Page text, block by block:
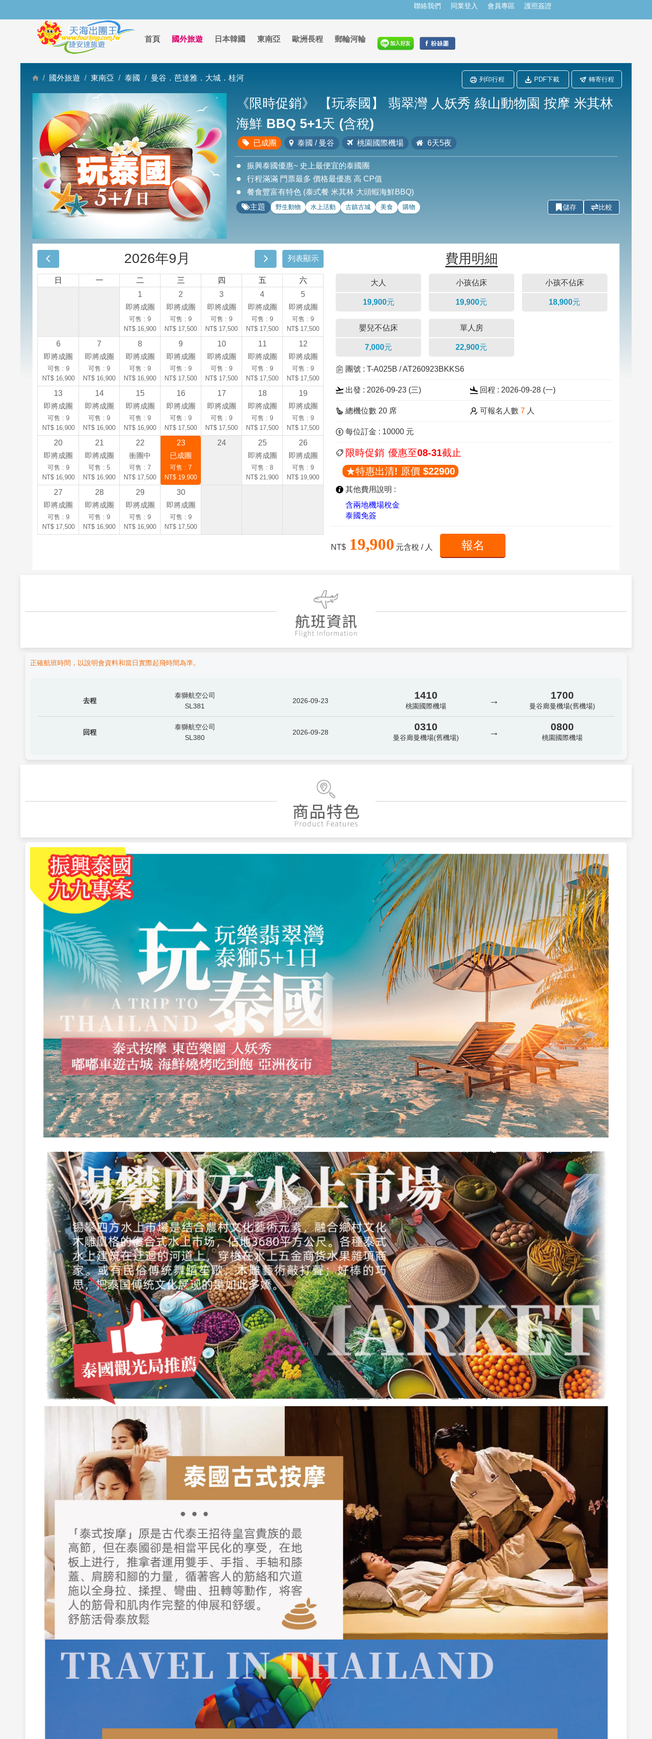
聯絡我們 同業登入 會員專區 護照簽證
首頁 國外旅遊 日本韓國 東南亞 歐洲長程 郵輪河輪
國外旅遊 東南亞 泰國 曼谷．芭達雅．大城．桂河 列印行程 PDF下載 轉寄行程
《限時促銷》
【玩泰國】 翡翠灣 人妖秀 綠山動物園 按摩 米其林
海鮮 BBQ 5+1天 (含稅)
已成團 泰國 / 曼谷 桃園國際機場 6天5夜
振興泰國優惠~ 史上最便宜的泰國團
行程滿滿 門票最多 價格最優惠 高 CP值
餐食豐富有特色 (泰式餐 米其林 大頭蝦海鮮BBQ)
主題
野生動物 水上活動 古鎮古城 美食 購物 儲存 比較
2026年9月 列表顯示
日 一 二 三 四 五
六
1
即將成團
可售 : 9
NT$ 16,900
2
即將成團
可售 : 9
NT$ 17,500
3
即將成團
可售 : 9
NT$ 17,500
4
即將成團
可售 : 9
NT$ 17,500
5
即將成團
可售 : 9
NT$ 17,500
6
即將成團
可售 : 9
NT$ 16,900
7
即將成團
可售 : 9
NT$ 16,900
8
即將成團
可售 : 9
NT$ 16,900
9
即將成團
可售 : 9
NT$ 17,500
10
即將成團
可售 : 9
NT$ 17,500
11
即將成團
可售 : 9
NT$ 17,500
12
即將成團
可售 : 9
NT$ 17,500
13
即將成團
可售 : 9
NT$ 16,900
14
即將成團
可售 : 9
NT$ 16,900
15
即將成團
可售 : 9
NT$ 16,900
16
即將成團
可售 : 9
NT$ 17,500
17
即將成團
可售 : 9
NT$ 17,500
18
即將成團
可售 : 9
NT$ 17,500
19
即將成團
可售 : 9
NT$ 17,500
20
即將成團
可售 : 9
NT$ 16,900
21
即將成團
可售 : 5
NT$ 16,900
22
衝團中
可售 : 7
NT$ 17,500
23
已成團
可售 : 7
NT$ 19,900
24
25
即將成團
可售 : 8
NT$ 21,900
26
即將成團
可售 : 9
NT$ 19,900
27
即將成團
可售 : 9
NT$ 17,500
28
即將成團
可售 : 9
NT$ 16,900
29
即將成團
可售 : 9
NT$ 16,900
30
即將成團
可售 : 9
NT$ 17,500
費用明細
大人 小孩佔床 小孩不佔床
19,900元 19,900元 18,900元
嬰兒不佔床 單人房
7,000元 22,900元
團號 : T-A025B / AT260923BKKS6
出發 : 2026-09-23 (三) 回程 : 2026-09-28 (一)
總機位數 20 席 可報名人數 7人
每位訂金 : 10000 元
限時促銷 優惠至08-31截止
★特惠出清! 原價 $22900
其他費用說明 :
含兩地機場稅金
泰國免簽
NT$ 19,900 元含稅 / 人 報名
正確航班時間，以說明會資料和當日實際起飛時間為準。
去程
泰獅航空公司
SL381
2026-09-23 1410
桃園國際機場 → 1700
曼谷廊曼機場(舊機場)
回程
泰獅航空公司
SL380
2026-09-28 0310
曼谷廊曼機場(舊機場) → 0800
桃園國際機場